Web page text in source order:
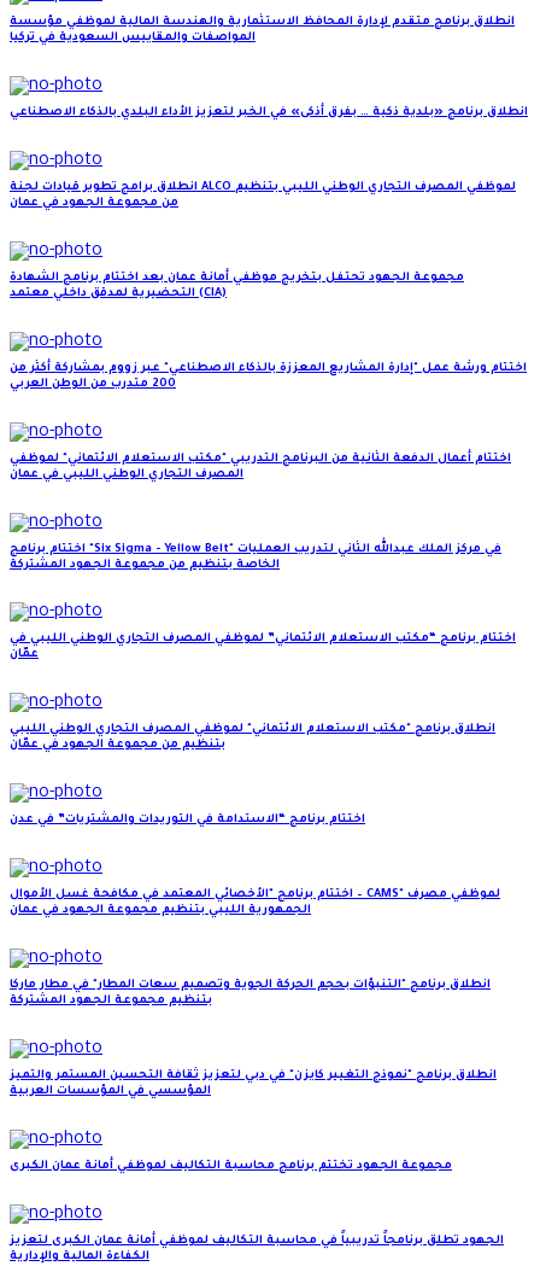
انطلاق برنامج متقدم لإدارة المحافظ الاستثمارية والهندسة المالية لموظفي مؤسسة
المواصفات والمقاييس السعودية في تركيا
انطلاق برنامج «بلدية ذكية … بفرق أذكى» في الخبر لتعزيز الأداء البلدي بالذكاء الاصطناعي
انطلاق برامج تطوير قيادات لجنة ALCO لموظفي المصرف التجاري الوطني الليبي بتنظيم
من مجموعة الجهود في عمان
مجموعة الجهود تحتفل بتخريج موظفي أمانة عمان بعد اختتام برنامج الشهادة
التحضيرية لمدقق داخلي معتمد (CIA)
اختتام ورشة عمل "إدارة المشاريع المعززة بالذكاء الاصطناعي" عبر زووم بمشاركة أكثر من
200 متدرب من الوطن العربي
اختتام أعمال الدفعة الثانية من البرنامج التدريبي "مكتب الاستعلام الائتماني" لموظفي
المصرف التجاري الوطني الليبي في عمان
اختتام برنامج "Six Sigma - Yellow Belt" في مركز الملك عبدالله الثاني لتدريب العمليات
الخاصة بتنظيم من مجموعة الجهود المشتركة
اختتام برنامج “مكتب الاستعلام الائتماني” لموظفي المصرف التجاري الوطني الليبي في
عمّان
انطلاق برنامج "مكتب الاستعلام الائتماني" لموظفي المصرف التجاري الوطني الليبي
بتنظيم من مجموعة الجهود في عمّان
اختتام برنامج “الاستدامة في التوريدات والمشتريات” في عدن
اختتام برنامج "الأخصائي المعتمد في مكافحة غسل الأموال – CAMS" لموظفي مصرف
الجمهورية الليبي بتنظيم مجموعة الجهود في عمان
انطلاق برنامج "التنبؤات بحجم الحركة الجوية وتصميم سعات المطار" في مطار ماركا
بتنظيم مجموعة الجهود المشتركة
انطلاق برنامج "نموذج التغيير كايزن" في دبي لتعزيز ثقافة التحسين المستمر والتميز
المؤسسي في المؤسسات العربية
مجموعة الجهود تختتم برنامج محاسبة التكاليف لموظفي أمانة عمان الكبرى
الجهود تطلق برنامجاً تدريبياً في محاسبة التكاليف لموظفي أمانة عمان الكبرى لتعزيز
الكفاءة المالية والإدارية